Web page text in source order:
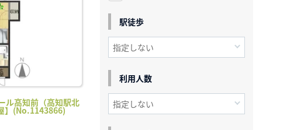
ル高知前（高知駅北
】(No.1143866)
駅徒歩
利用人数